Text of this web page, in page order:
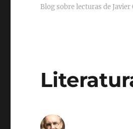
Blog sobre lecturas de Javier